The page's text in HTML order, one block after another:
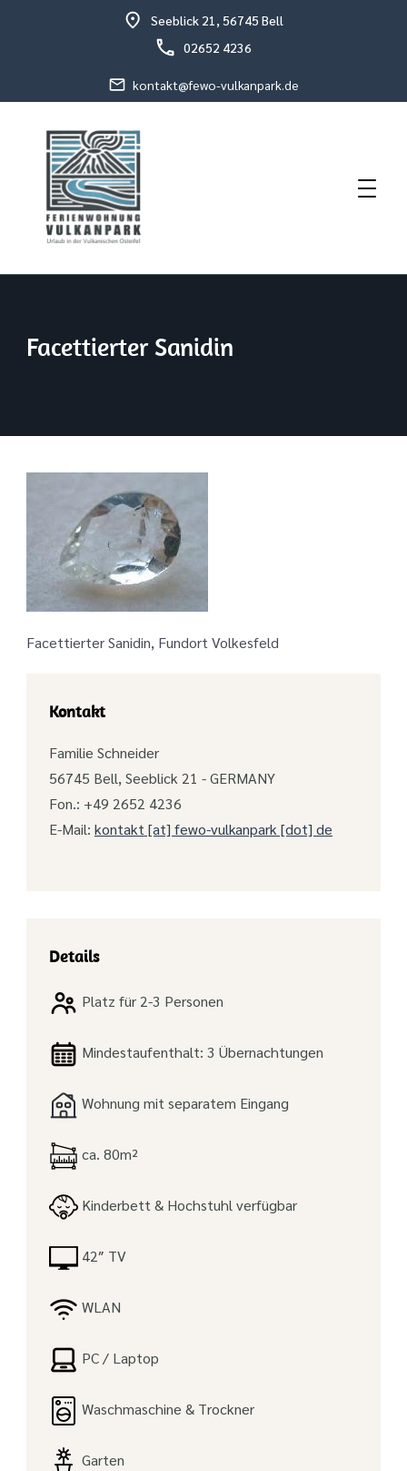
Seeblick 21, 56745 Bell
02652 4236
kontakt@fewo-vulkanpark.de
Fewo Vulkanpark
Facettierter Sanidin
Facettierter Sanidin, Fundort Volkesfeld
Kontakt
Familie Schneider
56745 Bell, Seeblick 21 - GERMANY
Fon.: +49 2652 4236
E-Mail: kontakt [at] fewo-vulkanpark [dot] de
Details
Platz für 2-3 Personen
Mindestaufenthalt: 3 Übernachtungen
Wohnung mit separatem Eingang
ca. 80m²
Kinderbett & Hochstuhl verfügbar
42″ TV
WLAN
PC / Laptop
Waschmaschine & Trockner
Garten